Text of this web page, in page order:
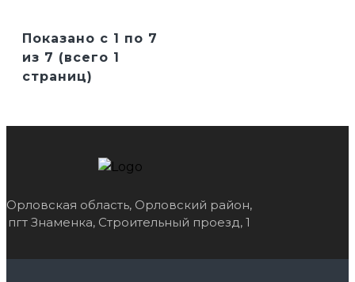
Показано с 1 по 7
из 7 (всего 1
страниц)
Орловская область, Орловский район,
пгт Знаменка, Строительный проезд, 1